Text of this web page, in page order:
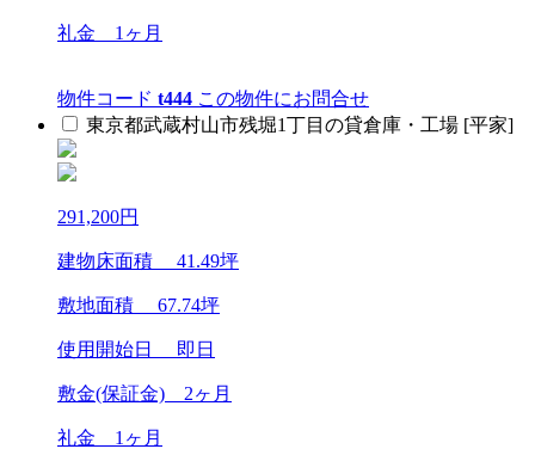
礼金 1ヶ月
物件コード t444 この物件にお問合せ
東京都武蔵村山市残堀1丁目の貸倉庫・工場 [平家]
291,200円
建物床面積 41.49坪
敷地面積 67.74坪
使用開始日 即日
敷金(保証金) 2ヶ月
礼金 1ヶ月